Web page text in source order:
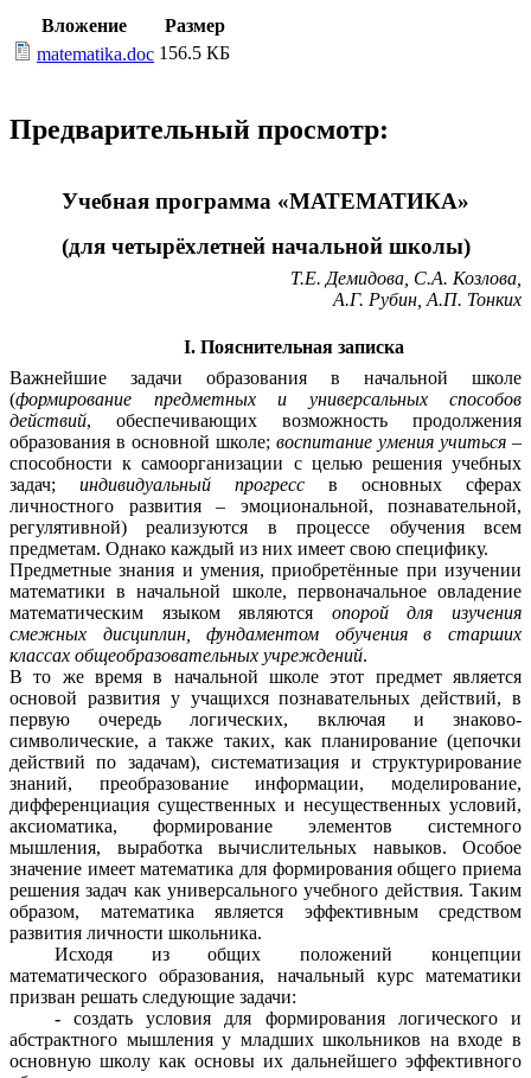
Вложение
Размер
matematika.doc 156.5 КБ
Предварительный просмотр:
Учебная программа «МАТЕМАТИКА»
(для четырёхлетней начальной школы)
Т.Е. Демидова, С.А. Козлова,
А.Г. Рубин, А.П. Тонких
I. Пояснительная записка
Важнейшие задачи образования в начальной школе
(формирование предметных и универсальных способов
действий, обеспечивающих возможность продолжения
образования в основной школе; воспитание умения учиться –
способности к самоорганизации с целью решения учебных
задач; индивидуальный прогресс в основных сферах
личностного развития – эмоциональной, познавательной,
регулятивной) реализуются в процессе обучения всем
предметам. Однако каждый из них имеет свою специфику.
Предметные знания и умения, приобретённые при изучении
математики в начальной школе, первоначальное овладение
математическим языком являются опорой для изучения
смежных дисциплин, фундаментом обучения в старших
классах общеобразовательных учреждений.
В то же время в начальной школе этот предмет является
основой развития у учащихся познавательных действий, в
первую очередь логических, включая и знаково-
символические, а также таких, как планирование (цепочки
действий по задачам), систематизация и структурирование
знаний, преобразование информации, моделирование,
дифференциация существенных и несущественных условий,
аксиоматика, формирование элементов системного
мышления, выработка вычислительных навыков. Особое
значение имеет математика для формирования общего приема
решения задач как универсального учебного действия. Таким
образом, математика является эффективным средством
развития личности школьника.
Исходя из общих положений концепции
математического образования, начальный курс математики
призван решать следующие задачи:
-создать условия для формирования логического и
абстрактного мышления у младших школьников на входе в
основную школу как основы их дальнейшего эффективного